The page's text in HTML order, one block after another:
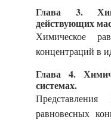
Глава 3.
действующих
Химическое
концентраций в
Глава 4.
системах.
равновесных